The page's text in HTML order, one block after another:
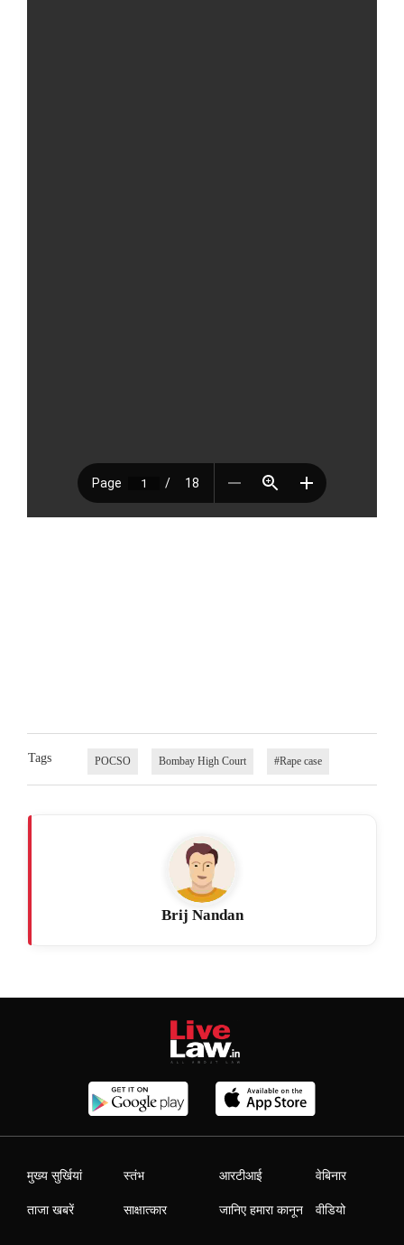
Tags POCSO Bombay High Court #Rape case
Brij Nandan
मुख्य सुर्खियां
ताजा खबरें
स्तंभ
साक्षात्कार
आरटीआई
जानिए हमारा कानून
वेबिनार
वीडियो